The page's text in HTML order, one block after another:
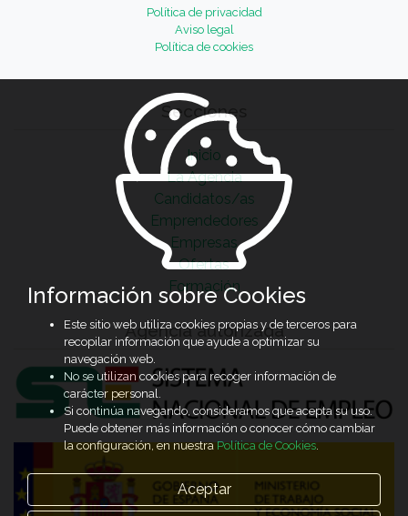
Política de privacidad
Aviso legal
Política de cookies
Secciones
Inicio
La Agencia
Candidatos/as
Emprendedores
Empresas
Ofertas
Formación
Agencia autorizada
Información sobre Cookies
Este sitio web utiliza cookies propias y de terceros para
recopilar información que ayude a optimizar su
navegación web.
No se utilizan cookies para recoger información de
carácter personal.
Si continúa navegando, consideramos que acepta su uso.
Puede obtener más información o conocer cómo cambiar
la configuración, en nuestraPolítica de Cookies.
Aceptar